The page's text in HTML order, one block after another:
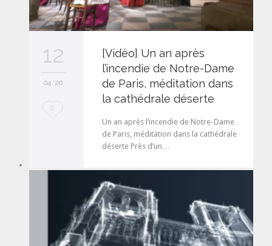
12
04 '20
L
0
[Vidéo] Un an après
l’incendie de Notre-Dame
de Paris, méditation dans
la cathédrale déserte
Un an après l’incendie de Notre-Dame
de Paris, méditation dans la cathédrale
déserte Près d’un…